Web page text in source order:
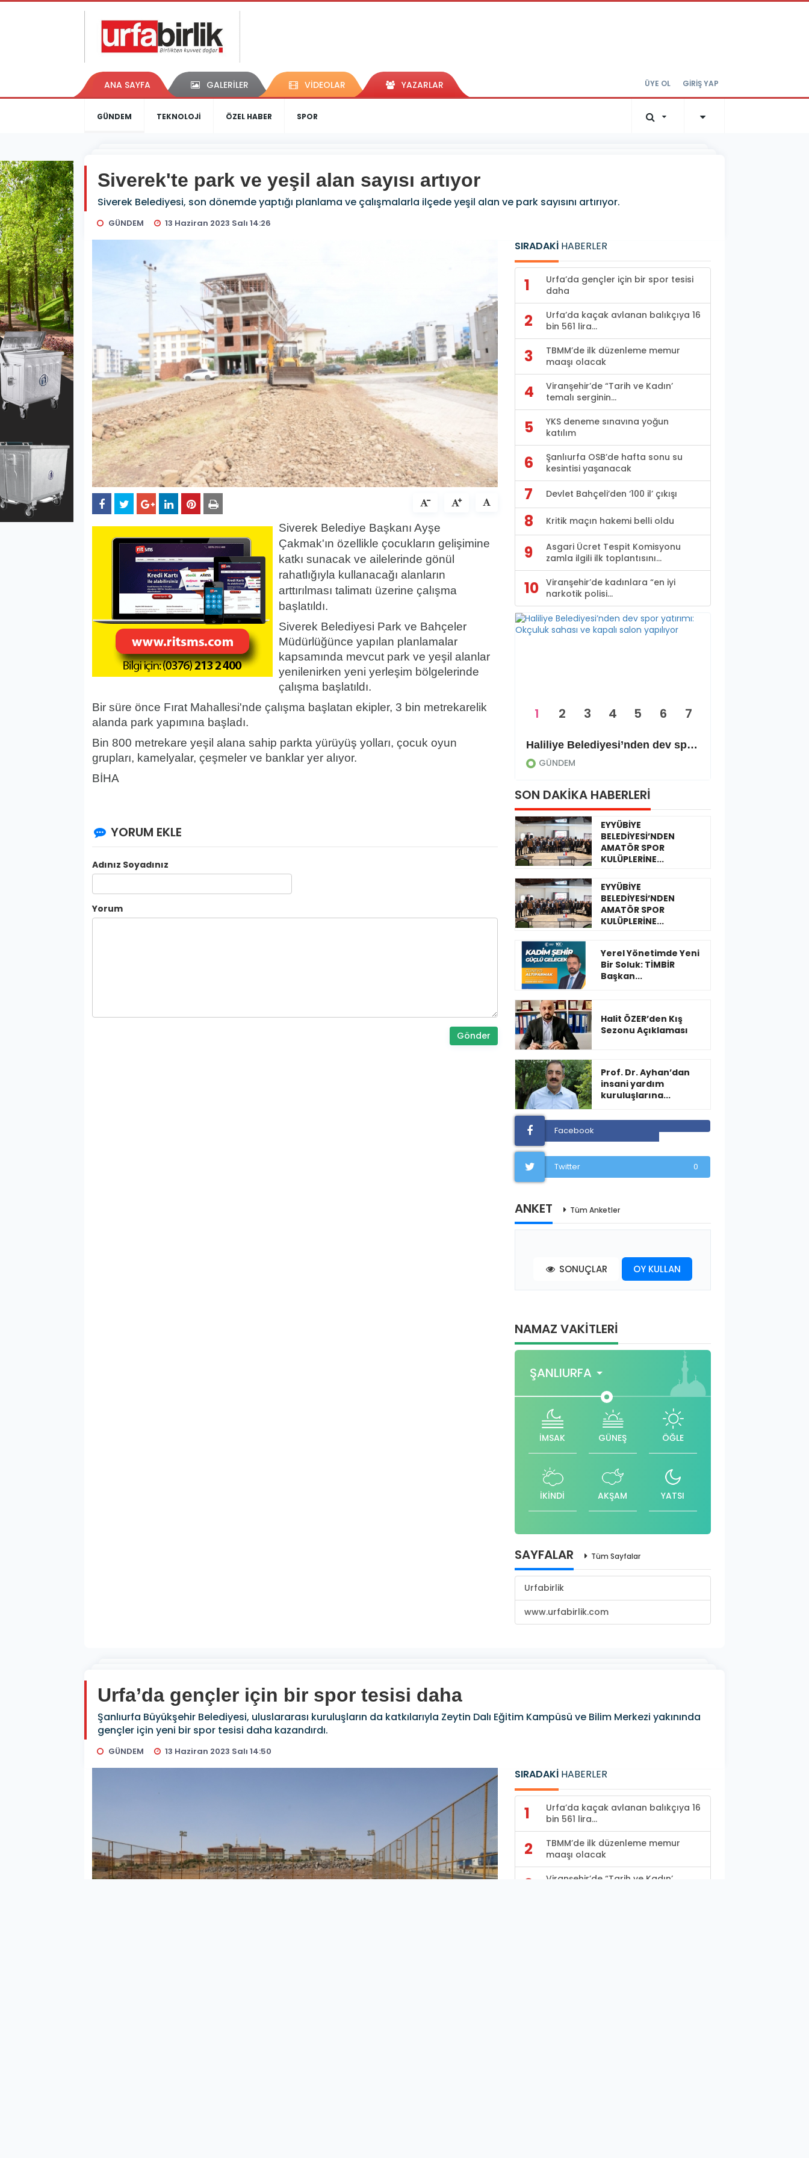
ANA SAYFA GALERİLER VİDEOLAR YAZARLAR ÜYE OL GİRİŞ YAP
GÜNDEM TEKNOLOJİ ÖZEL HABER SPOR
Siverek'te park ve yeşil alan sayısı artıyor
Siverek Belediyesi, son dönemde yaptığı planlama ve çalışmalarla ilçede yeşil alan ve park sayısını artırıyor.
GÜNDEM 13 Haziran 2023 Salı 14:26
Siverek Belediye Başkanı Ayşe
Çakmak'ın özellikle çocukların gelişimine
katkı sunacak ve ailelerinde gönül
rahatlığıyla kullanacağı alanların
arttırılması talimatı üzerine çalışma
başlatıldı.
Siverek Belediyesi Park ve Bahçeler
Müdürlüğünce yapılan planlamalar
kapsamında mevcut park ve yeşil alanlar
yenilenirken yeni yerleşim bölgelerinde
çalışma başlatıldı.
Bir süre önce Fırat Mahallesi'nde çalışma başlatan ekipler, 3 bin metrekarelik
alanda park yapımına başladı.
Bin 800 metrekare yeşil alana sahip parkta yürüyüş yolları, çocuk oyun
grupları, kamelyalar, çeşmeler ve banklar yer alıyor.
BİHA
YORUM EKLE
Adınız Soyadınız
Yorum
Gönder
SIRADAKİ HABERLER
1
Urfa’da gençler için bir spor tesisi
daha
2
Urfa’da kaçak avlanan balıkçıya 16
bin 561 lira...
3
TBMM’de ilk düzenleme memur
maaşı olacak
4
Viranşehir’de “Tarih ve Kadın’
temalı serginin...
5
YKS deneme sınavına yoğun
katılım
6
Şanlıurfa OSB’de hafta sonu su
kesintisi yaşanacak
7 Devlet Bahçeli’den ‘100 il’ çıkışı
8 Kritik maçın hakemi belli oldu
9
Asgari Ücret Tespit Komisyonu
zamla ilgili ilk toplantısını...
10 Viranşehir’de kadınlara “en iyi
narkotik polisi...
GÜNDEM
Haliliye Belediyesi’nden dev spor yatırımı: Okçuluk sahası ve kapalı salon yapılıyor
GÜNDEM
1 2 3 4 5 6 7
SON DAKİKA HABERLERİ
EYYÜBİYE
BELEDİYESİ’NDEN
AMATÖR SPOR
KULÜPLERİNE...
EYYÜBİYE
BELEDİYESİ’NDEN
AMATÖR SPOR
KULÜPLERİNE...
Yerel Yönetimde Yeni
Bir Soluk: TİMBİR
Başkan...
Halit ÖZER’den Kış
Sezonu Açıklaması
Prof. Dr. Ayhan’dan
insani yardım
kuruluşlarına...
Facebook
Twitter 0
ANKET Tüm Anketler
SONUÇLAR OY KULLAN
NAMAZ VAKİTLERİ
ŞANLIURFA
İMSAK GÜNEŞ ÖĞLE
İKİNDİ AKŞAM YATSI
SAYFALAR Tüm Sayfalar
Urfabirlik
www.urfabirlik.com
Urfa’da gençler için bir spor tesisi daha
Şanlıurfa Büyükşehir Belediyesi, uluslararası kuruluşların da katkılarıyla Zeytin Dalı Eğitim Kampüsü ve Bilim Merkezi yakınında
gençler için yeni bir spor tesisi daha kazandırdı.
GÜNDEM 13 Haziran 2023 Salı 14:50
SIRADAKİ HABERLER
1
Urfa’da kaçak avlanan balıkçıya 16
bin 561 lira...
2
TBMM’de ilk düzenleme memur
maaşı olacak
3
Viranşehir’de “Tarih ve Kadın’